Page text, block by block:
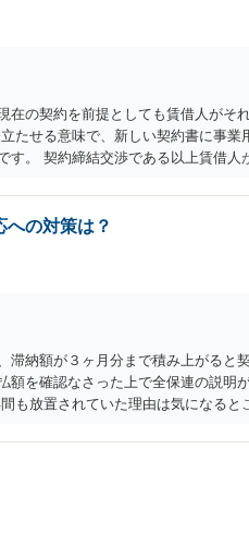
在の契約を前提としても賃借人がそ
たせる意味で、新しい契約書に事業
す。 契約締結交渉である以上賃借人
の対策は？
滞納額が３ヶ月分まで積み上がると
額を確認なさった上で全保連の説明
も放置されていた理由は気になると